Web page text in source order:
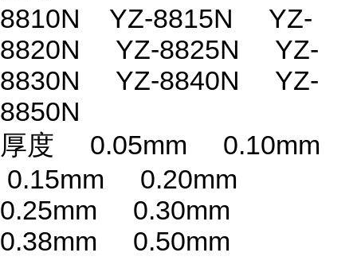
8810N YZ-8815N YZ-
8820N YZ-8825N YZ-
8830N YZ-8840N YZ-
8850N
厚度 0.05mm 0.10mm
0.15mm 0.20mm
0.25mm 0.30mm
0.38mm 0.50mm